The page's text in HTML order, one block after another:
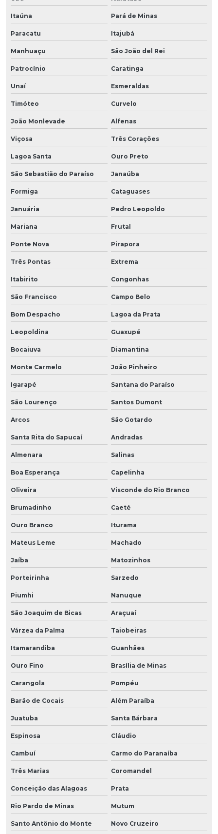
Itaúna Pará de Minas
Paracatu Itajubá
Manhuaçu São João del Rei
Patrocínio Caratinga
Unaí Esmeraldas
Timóteo Curvelo
João Monlevade Alfenas
Viçosa Três Corações
Lagoa Santa Ouro Preto
São Sebastião do Paraíso Janaúba
Formiga Cataguases
Januária Pedro Leopoldo
Mariana Frutal
Ponte Nova Pirapora
Três Pontas Extrema
Itabirito Congonhas
São Francisco Campo Belo
Bom Despacho Lagoa da Prata
Leopoldina Guaxupé
Bocaiuva Diamantina
Monte Carmelo João Pinheiro
Igarapé Santana do Paraíso
São Lourenço Santos Dumont
Arcos São Gotardo
Santa Rita do Sapucaí Andradas
Almenara Salinas
Boa Esperança Capelinha
Oliveira Visconde do Rio Branco
Brumadinho Caeté
Ouro Branco Iturama
Mateus Leme Machado
Jaíba Matozinhos
Porteirinha Sarzedo
Piumhi Nanuque
São Joaquim de Bicas Araçuaí
Várzea da Palma Taiobeiras
Itamarandiba Guanhães
Ouro Fino Brasília de Minas
Carangola Pompéu
Barão de Cocais Além Paraíba
Juatuba Santa Bárbara
Espinosa Cláudio
Cambuí Carmo do Paranaíba
Três Marias Coromandel
Conceição das Alagoas Prata
Rio Pardo de Minas Mutum
Santo Antônio do Monte Novo Cruzeiro